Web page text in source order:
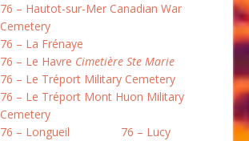
76 – Hautot-sur-Mer Canadian War
Cemetery
76 – La Frénaye
76 – Le Havre Cimetière Ste Marie
76 – Le Tréport Military Cemetery
76 – Le Tréport Mont Huon Military
Cemetery
76 – Longueil
76 – Lucy